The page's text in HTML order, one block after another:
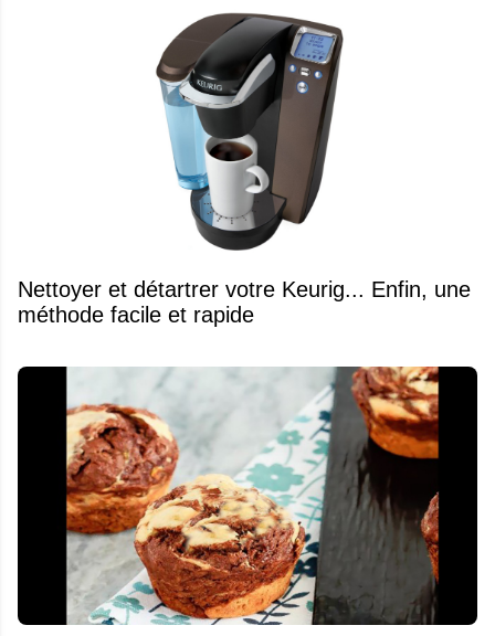
Nettoyer et détartrer votre Keurig... Enfin, une
méthode facile et rapide